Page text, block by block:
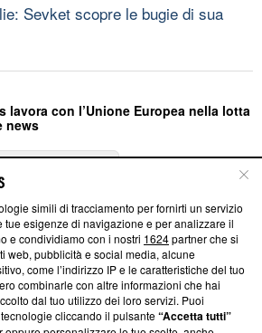
Sevket scopre le bugie di sua
lavora con l’Unione Europea nella lotta
news
trasparenti su Blasting
editoriali e su come ci impegniamo a
Inoltre, afferma la nostra aderenza a
Integrity’Blasting News non è
ma ha richiesto di farne
ha ancora effettuato una verifica di
simili di tracciamento per fornirti un servizio
tue esigenze di navigazione e per analizzare il
e condividiamo con i nostri 1624partner che si
web, pubblicità e social media, alcune
come l’indirizzo IP e le caratteristiche del tuo
combinarle con altre informazioni che hai
dal tuo utilizzo dei loro servizi. Puoi
cliccando il pulsante“Accetta tutti”